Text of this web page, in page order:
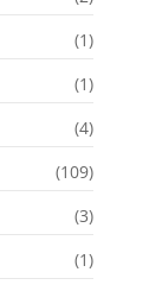
(1)
(1)
(4)
(109)
(3)
(1)